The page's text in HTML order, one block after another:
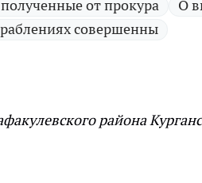
от прокура
О
совершенны
района